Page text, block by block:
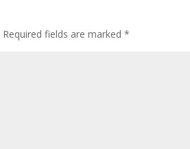
Required fields are marked*